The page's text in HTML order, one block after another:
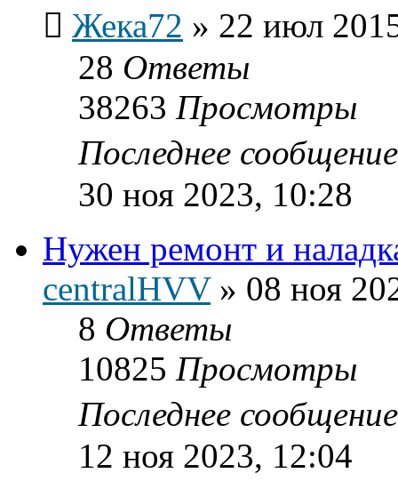
Жека72 » 22 июл
28 Ответы
38263 Просмотры
Последнее
30 ноя 2023, 10:28
Нужен ремонт и
centralHVV» 08 ноя
8 Ответы
10825 Просмотры
Последнее
12 ноя 2023, 12:04